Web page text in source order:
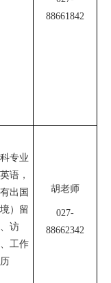
88661842
专业
语，
出国
境）留
访
工作
胡老师
027-
88662342